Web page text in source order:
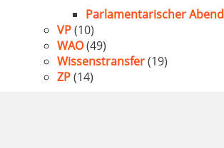
Parlamentarischer Abend
VP(10)
WAO(49)
Wissenstransfer(19)
ZP(14)